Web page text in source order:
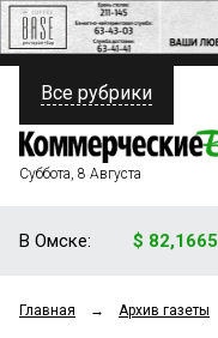
ПОЛИТИКА
ФИНАНСЫ
ОБЩЕСТВО
Все рубрики
Суббота, 8 Августа
В Омске: $ 82,1665
Главная → Архив газеты